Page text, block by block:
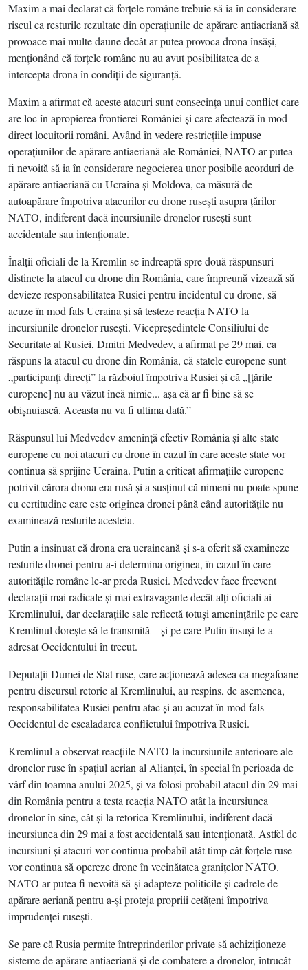
Maxim a mai declarat că forţele române trebuie să ia în considerare
riscul ca resturile rezultate din operaţiunile de apărare antiaeriană să
provoace mai multe daune decât ar putea provoca drona însăşi,
menţionând că forţele române nu au avut posibilitatea de a
intercepta drona în condiţii de siguranţă.
Maxim a afirmat că aceste atacuri sunt consecinţa unui conflict care
are loc în apropierea frontierei României şi care afectează în mod
direct locuitorii români. Având în vedere restricţiile impuse
operaţiunilor de apărare antiaeriană ale României, NATO ar putea
fi nevoită să ia în considerare negocierea unor posibile acorduri de
apărare antiaeriană cu Ucraina şi Moldova, ca măsură de
autoapărare împotriva atacurilor cu drone ruseşti asupra ţărilor
NATO, indiferent dacă incursiunile dronelor ruseşti sunt
accidentale sau intenţionate.
Înalţii oficiali de la Kremlin se îndreaptă spre două răspunsuri
distincte la atacul cu drone din România, care împreună vizează să
devieze responsabilitatea Rusiei pentru incidentul cu drone, să
acuze în mod fals Ucraina şi să testeze reacţia NATO la
incursiunile dronelor ruseşti. Vicepreşedintele Consiliului de
Securitate al Rusiei, Dmitri Medvedev, a afirmat pe 29 mai, ca
răspuns la atacul cu drone din România, că statele europene sunt
„participanţi direcţi” la războiul împotriva Rusiei şi că „[ţările
europene] nu au văzut încă nimic... aşa că ar fi bine să se
obişnuiască. Aceasta nu va fi ultima dată.”
Răspunsul lui Medvedev ameninţă efectiv România şi alte state
europene cu noi atacuri cu drone în cazul în care aceste state vor
continua să sprijine Ucraina. Putin a criticat afirmaţiile europene
potrivit cărora drona era rusă şi a susţinut că nimeni nu poate spune
cu certitudine care este originea dronei până când autorităţile nu
examinează resturile acesteia.
Putin a insinuat că drona era ucraineană şi s-a oferit să examineze
resturile dronei pentru a-i determina originea, în cazul în care
autorităţile române le-ar preda Rusiei. Medvedev face frecvent
declaraţii mai radicale şi mai extravagante decât alţi oficiali ai
Kremlinului, dar declaraţiile sale reflectă totuşi ameninţările pe care
Kremlinul doreşte să le transmită – şi pe care Putin însuşi le-a
adresat Occidentului în trecut.
Deputaţii Dumei de Stat ruse, care acţionează adesea ca megafoane
pentru discursul retoric al Kremlinului, au respins, de asemenea,
responsabilitatea Rusiei pentru atac şi au acuzat în mod fals
Occidentul de escaladarea conflictului împotriva Rusiei.
Kremlinul a observat reacţiile NATO la incursiunile anterioare ale
dronelor ruse în spaţiul aerian al Alianţei, în special în perioada de
vârf din toamna anului 2025, şi va folosi probabil atacul din 29 mai
din România pentru a testa reacţia NATO atât la incursiunea
dronelor în sine, cât şi la retorica Kremlinului, indiferent dacă
incursiunea din 29 mai a fost accidentală sau intenţionată. Astfel de
incursiuni şi atacuri vor continua probabil atât timp cât forţele ruse
vor continua să opereze drone în vecinătatea graniţelor NATO.
NATO ar putea fi nevoită să-şi adapteze politicile şi cadrele de
apărare aeriană pentru a-şi proteja propriii cetăţeni împotriva
imprudenţei ruseşti.
Se pare că Rusia permite întreprinderilor private să achiziţioneze
sisteme de apărare antiaeriană şi de combatere a dronelor, întrucât